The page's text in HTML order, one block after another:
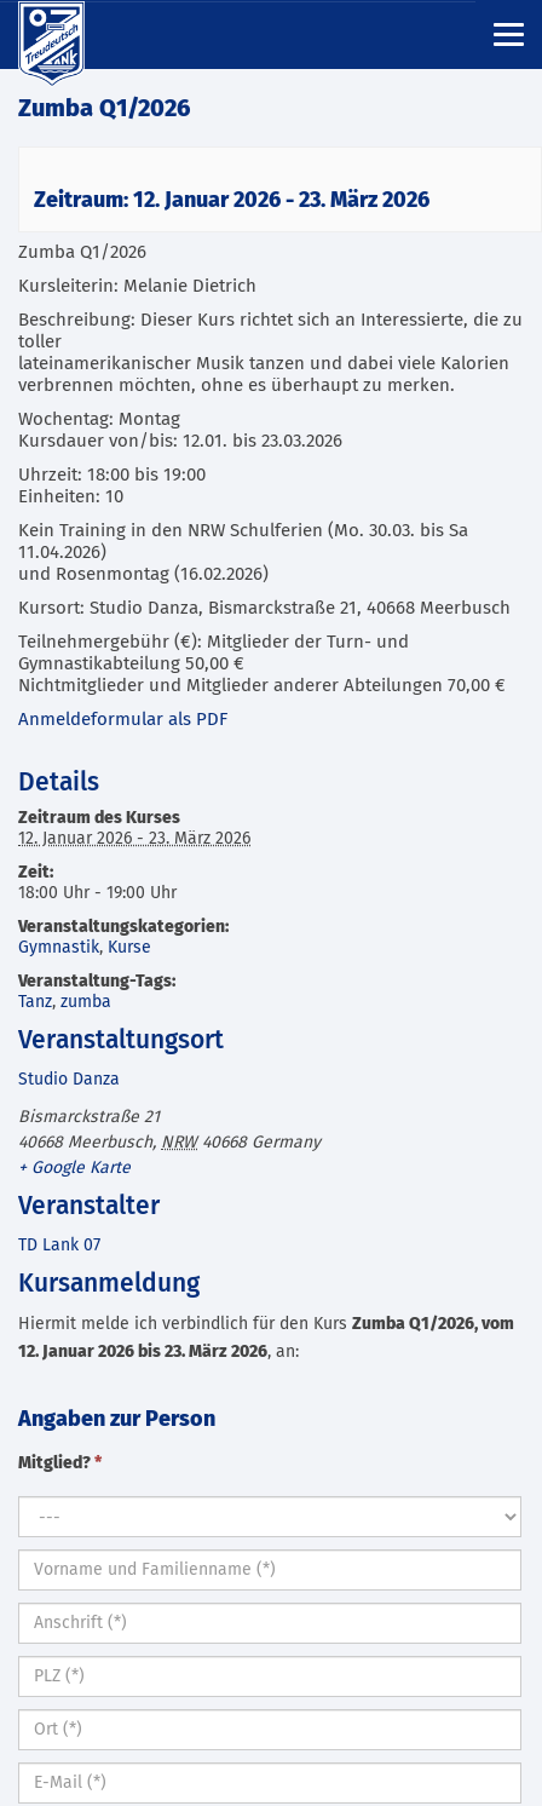
Zumba Q1/2026
Zeitraum: 12. Januar 2026 - 23. März 2026
Zumba Q1/2026
Kursleiterin: Melanie Dietrich
Beschreibung: Dieser Kurs richtet sich an Interessierte, die zu
toller
lateinamerikanischer Musik tanzen und dabei viele Kalorien
verbrennen möchten, ohne es überhaupt zu merken.
Wochentag: Montag
Kursdauer von/bis: 12.01. bis 23.03.2026
Uhrzeit: 18:00 bis 19:00
Einheiten: 10
Kein Training in den NRW Schulferien (Mo. 30.03. bis Sa
11.04.2026)
und Rosenmontag (16.02.2026)
Kursort: Studio Danza, Bismarckstraße 21, 40668 Meerbusch
Teilnehmergebühr (€): Mitglieder der Turn- und
Gymnastikabteilung 50,00 €
Nichtmitglieder und Mitglieder anderer Abteilungen 70,00 €
Anmeldeformular als PDF
Details
Zeitraum des Kurses
12. Januar 2026 - 23. März 2026
Zeit:
18:00 Uhr - 19:00 Uhr
Veranstaltungskategorien:
Gymnastik, Kurse
Veranstaltung-Tags:
Tanz, zumba
Veranstaltungsort
Studio Danza
Bismarckstraße 21
40668 Meerbusch, NRW 40668 Germany
+ Google Karte
Veranstalter
TD Lank 07
Kursanmeldung
Hiermit melde ich verbindlich für den Kurs Zumba Q1/2026, vom
12. Januar 2026 bis 23. März 2026, an:
Angaben zur Person
Mitglied? *